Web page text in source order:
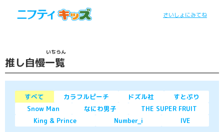
さいしょにみてね
推し自慢一覧
いちらん
すべて カラフルピーチ ドズル社
すとぷり
Snow Man
なにわ男子
THE SUPER FRUIT
King & Prince
Number_i IVE